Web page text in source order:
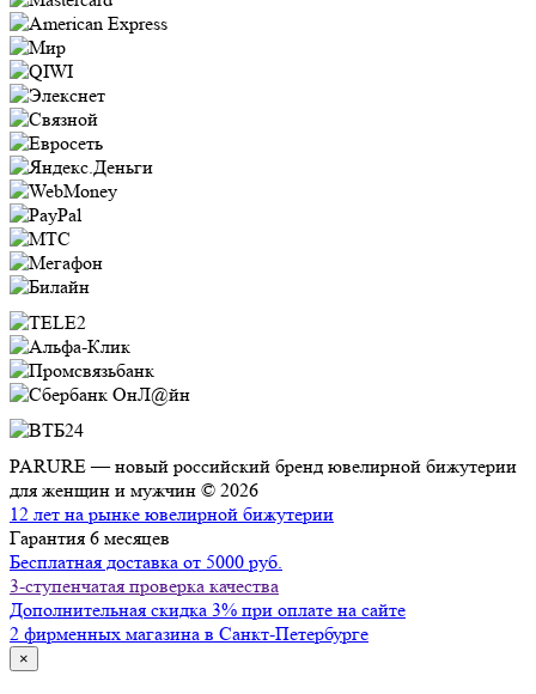
PARURE — новый российский бренд ювелирной бижутерии
для женщин и мужчин © 2026
12 лет на рынке ювелирной бижутерии
Гарантия 6 месяцев
Бесплатная доставка от 5000 руб.
3-ступенчатая проверка качества
Дополнительная скидка 3% при оплате на сайте
2 фирменных магазина в Санкт-Петербурге
×